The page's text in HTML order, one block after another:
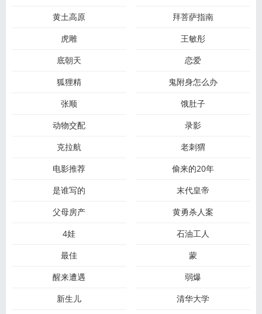
黄土高原
拜菩萨指南
虎雕
王敏彤
底朝天
恋爱
狐狸精
鬼附身怎么办
张顺
饿肚子
动物交配
录影
克拉航
老刺猬
电影推荐
偷来的20年
是谁写的
末代皇帝
父母房产
黄勇杀人案
4娃
石油工人
最佳
蒙
醒来遭遇
弱爆
新生儿
清华大学